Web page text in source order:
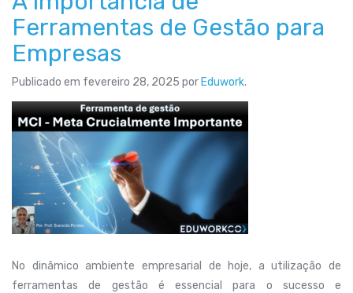
Ferramentas de Gestão para
Empresas
Publicado em fevereiro 28, 2025 por Eduwork.
No dinâmico ambiente empresarial de hoje, a utilização de
ferramentas de gestão é essencial para o sucesso e